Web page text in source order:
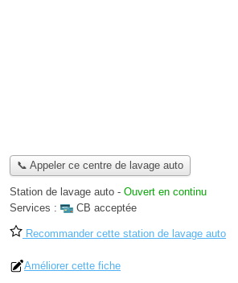
📞 Appeler ce centre de lavage auto
Station de lavage auto - Ouvert en continu
Services :
CB acceptée
Recommander cette station de lavage auto
Améliorer cette fiche